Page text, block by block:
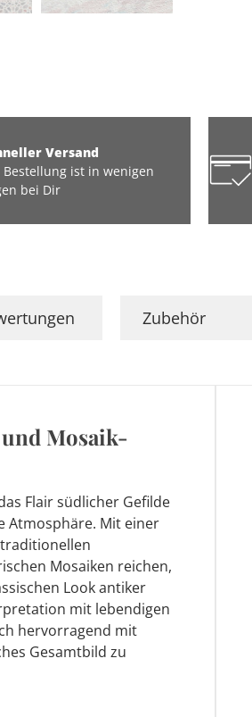
Versand
Bestellung ist in wenigen
bei Dir
Zubehör
Mosaik-
Flair südlicher Gefilde
Atmosphäre. Mit einer
Mosaiken reichen,
Look antiker
mit lebendigen
hervorragend mit
Gesamtbild zu